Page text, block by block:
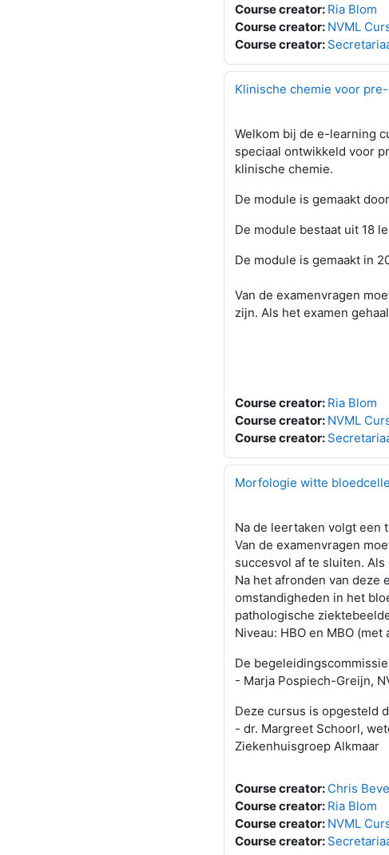
Course creator: Ria Blom
Course creator: NVML
Course creator:
Klinische chemie voor
Welkom bij de e-learning
speciaal ontwikkeld voor
klinische chemie.
De module is gemaakt
De module bestaat uit 18
De module is gemaakt in
Van de examenvragen
zijn. Als het examen
Course creator: Ria Blom
Course creator: NVML
Course creator:
Morfologie witte
Na de leertaken volgt een
Van de examenvragen
succesvol af te sluiten.
Na het afronden van
omstandigheden in het
pathologische
Niveau: HBO en MBO
De
- Marja Pospiech-Greijn,
Deze cursus is opgesteld
- dr. Margreet Schoorl,
Ziekenhuisgroep Alkmaar
Course creator: Chris
Course creator: Ria Blom
Course creator: NVML
Course creator: